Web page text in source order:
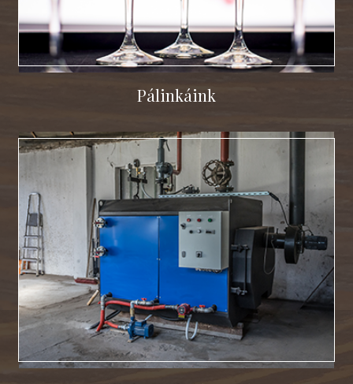
Pálinkáink